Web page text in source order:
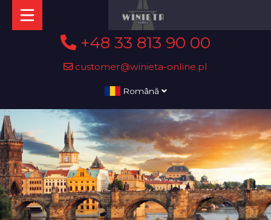
+48 33 813 90 00
customer@winieta-online.pl
Română